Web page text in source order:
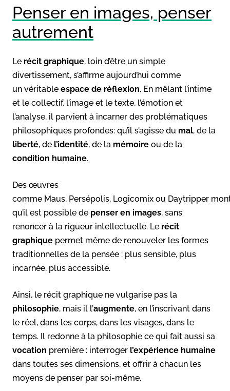
Penser en images, penser
autrement
Le récit graphique, loin d’être un simple
divertissement, s’affirme aujourd’hui comme
un véritable espace de réflexion. En mêlant l’intime
et le collectif, l’image et le texte, l’émotion et
l’analyse, il parvient à incarner des problématiques
philosophiques profondes: qu’il s’agisse du mal, de la
liberté, de l’identité, de la mémoire ou de la
condition humaine.
Des œuvres
comme Maus, Persépolis, Logicomix ou Daytripper
qu’il est possible de penser en images, sans
renoncer à la rigueur intellectuelle. Le récit
graphique permet même de renouveler les formes
traditionnelles de la pensée : plus sensible, plus
incarnée, plus accessible.
Ainsi, le récit graphique ne vulgarise pas la
philosophie, mais il l’augmente, en l’inscrivant dans
le réel, dans les corps, dans les visages, dans le
temps. Il redonne à la philosophie ce qui fait aussi sa
vocation première : interroger l’expérience humaine
dans toutes ses dimensions, et offrir à chacun les
moyens de penser par soi-même.